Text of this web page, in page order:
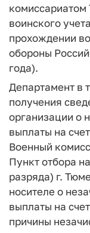
комиссариатом
воинского
прохождении
обороны
года).
Департамент в
получения
организации о
выплаты на
Военный
Пункт отбора
разряда) г.
носителе о
выплаты на
причины